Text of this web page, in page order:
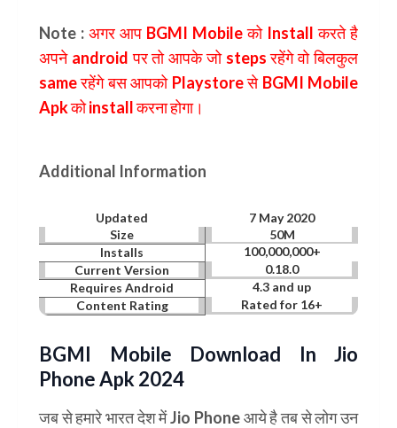
Note : अगर आप BGMI Mobile को Install करते है
अपने android पर तो आपके जो steps रहेंगे वो बिलकुल
same रहेंगे बस आपको Playstore से BGMI Mobile
Apk को install करना होगा।
Additional Information
Updated
7 May 2020
Size
50M
Installs
100,000,000+
Current Version
0.18.0
Requires Android
4.3 and up
Content Rating
Rated for 16+
BGMI Mobile Download In Jio
Phone Apk 2024
जब से हमारे भारत देश मेंJio Phoneआये है तब से लोग उन